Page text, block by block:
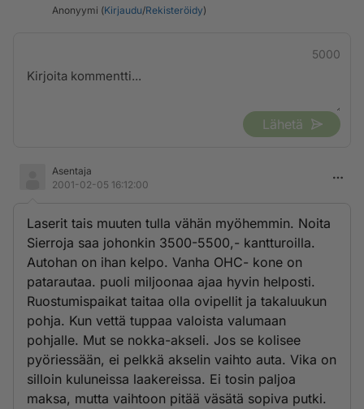
Anonyymi (Kirjaudu/Rekisteröidy)
5000
Lähetä
Asentaja
2001-02-05 16:12:00
Laserit tais muuten tulla vähän myöhemmin. Noita
Sierroja saa johonkin 3500-5500,- kantturoilla.
Autohan on ihan kelpo. Vanha OHC- kone on
patarautaa. puoli miljoonaa ajaa hyvin helposti.
Ruostumispaikat taitaa olla ovipellit ja takaluukun
pohja. Kun vettä tuppaa valoista valumaan
pohjalle. Mut se nokka-akseli. Jos se kolisee
pyöriessään, ei pelkkä akselin vaihto auta. Vika on
silloin kuluneissa laakereissa. Ei tosin paljoa
maksa, mutta vaihtoon pitää väsätä sopiva putki.